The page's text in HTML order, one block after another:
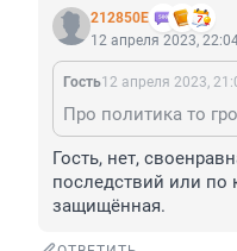
212850Е
12 апреля 2023,
Гость12 апреля 2023,
Гость, нет,
последствий или по
защищённая.